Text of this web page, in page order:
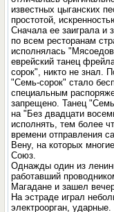
известных цыганских
простотой,
Сначала ее заиграла и
по всем ресторанам
исполнялась
еврейский танец
сорок", никто не знал.
"Семь-сорок" стало
специальным
запрещено. Танец
на "Без двадцати
исполнять, тем более
времени отправления
Вену, на которых
Союз.
Однажды один из
работавший
Магадане и зашел
На эстраде играл
электроорган,